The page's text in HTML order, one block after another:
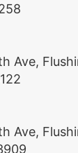
Ave,
Ave,